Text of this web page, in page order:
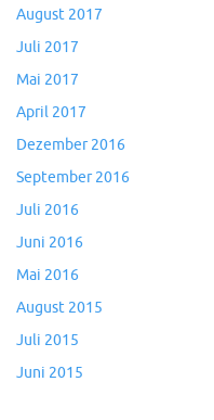
August 2017
Juli 2017
Mai 2017
April 2017
Dezember 2016
September 2016
Juli 2016
Juni 2016
Mai 2016
August 2015
Juli 2015
Juni 2015